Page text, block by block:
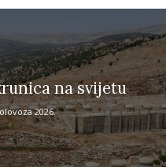
na svijetu
2026.